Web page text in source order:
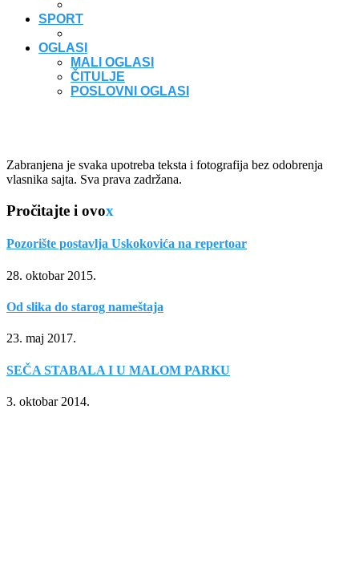
SPORT
OGLASI
MALI OGLASI
ČITULJE
POSLOVNI OGLASI
Zabranjena je svaka upotreba teksta i fotografija bez odobrenja
vlasnika sajta. Sva prava zadržana.
Pročitajte i ovox
Pozorište postavlja Uskokovića na repertoar
28. oktobar 2015.
Od slika do starog nameštaja
23. maj 2017.
SEČA STABALA I U MALOM PARKU
3. oktobar 2014.